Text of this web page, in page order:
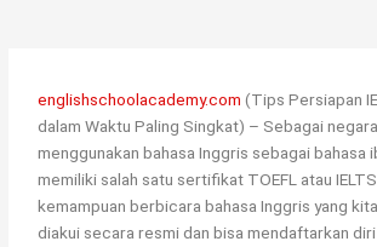
englishschoolacademy.com (Tips Persiapan
dalam Waktu Paling Singkat) – Sebagai
menggunakan bahasa Inggris sebagai bahasa
memiliki salah satu sertifikat TOEFL atau
kemampuan berbicara bahasa Inggris yang
diakui secara resmi dan bisa mendaftarkan diri